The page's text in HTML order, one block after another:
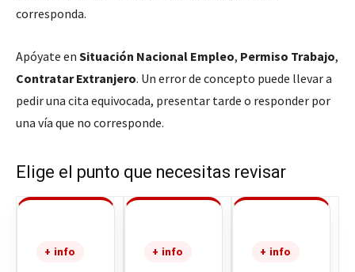
corresponda.
Apóyate en Situación Nacional Empleo, Permiso Trabajo,
Contratar Extranjero. Un error de concepto puede llevar a
pedir una cita equivocada, presentar tarde o responder por
una vía que no corresponde.
Elige el punto que necesitas revisar
+ info + info + info